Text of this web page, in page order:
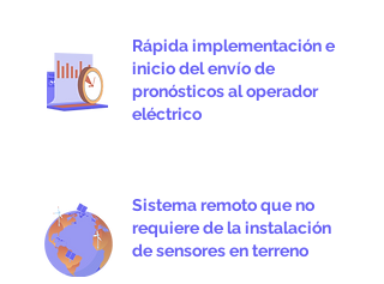
Rápida implementación e
inicio del envío de
pronósticos al operador
eléctrico
Sistema remoto que no
requiere de la instalación
de sensores en terreno